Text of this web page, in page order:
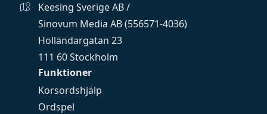
Funktioner
Korsordshjälp
Ordspel
Keesing Sverige AB /
Sinovum Media AB (556571-4036)
Holländargatan 23
111 60 Stockholm